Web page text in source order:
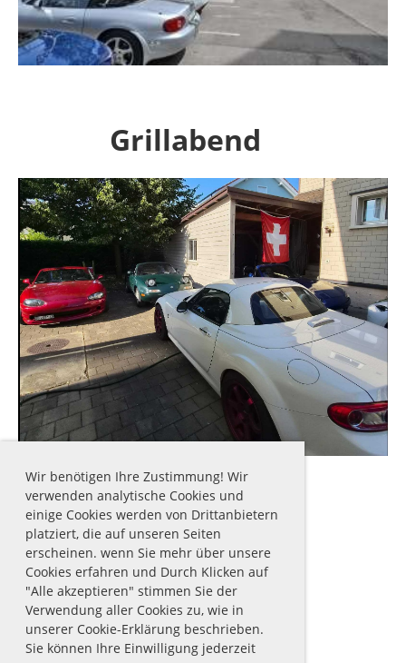
Wir benötigen Ihre Zustimmung! Wir
verwenden analytische Cookies und
einige Cookies werden von Drittanbietern
platziert, die auf unseren Seiten
erscheinen. wenn Sie mehr über unsere
Cookies erfahren und Durch Klicken auf
"Alle akzeptieren" stimmen Sie der
Verwendung aller Cookies zu, wie in
unserer Cookie-Erklärung beschrieben.
Sie können Ihre Einwilligung jederzeit
Grillabend
© 2026 mx-5-team.ch Datenschutz